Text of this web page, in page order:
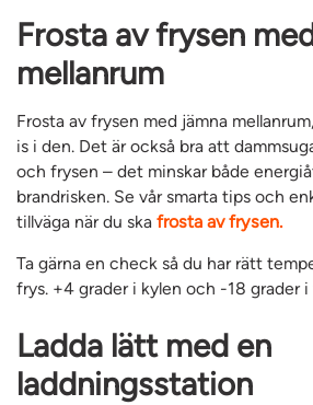
Frosta av frysen
mellanrum
Frosta av frysen med jämna
is i den. Det är också bra att
och frysen – det minskar både
brandrisken. Se vår smarta tips och
tillväga när du ska frosta av frysen.
Ta gärna en check så du har rätt
frys. +4 grader i kylen och -18 grader i
Ladda lätt med en
laddningsstation